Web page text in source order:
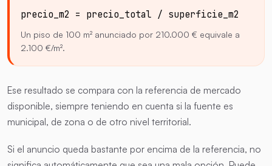
precio_m2 = precio_total / superficie_m2
Un piso de 100 m² anunciado por 210.000 € equivale a
2.100 €/m².
Ese resultado se compara con la referencia de mercado
disponible, siempre teniendo en cuenta si la fuente es
municipal, de zona o de otro nivel territorial.
Si el anuncio queda bastante por encima de la referencia, no